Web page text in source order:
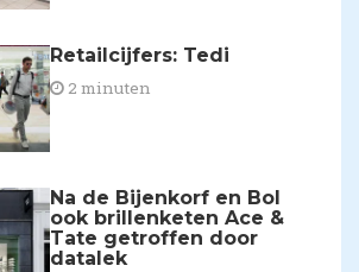
Retailcijfers: Tedi
2 minuten
Na de Bijenkorf en Bol
ook brillenketen Ace &
Tate getroffen door
datalek